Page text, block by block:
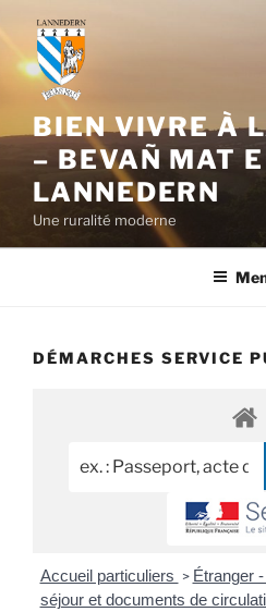
contenu
principal
BIEN VIVRE À
– BEVAÑ MAT E
LANNEDERN
Une ruralité moderne
DÉMARCHES SERVICE
Accueil particuliers > Étranger
séjour et documents de